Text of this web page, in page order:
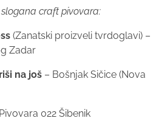
craft pivovara:
(Zanatski proizveli tvrdoglavi) –
Zadar
na još – Bošnjak Sičice (Nova
022 Šibenik